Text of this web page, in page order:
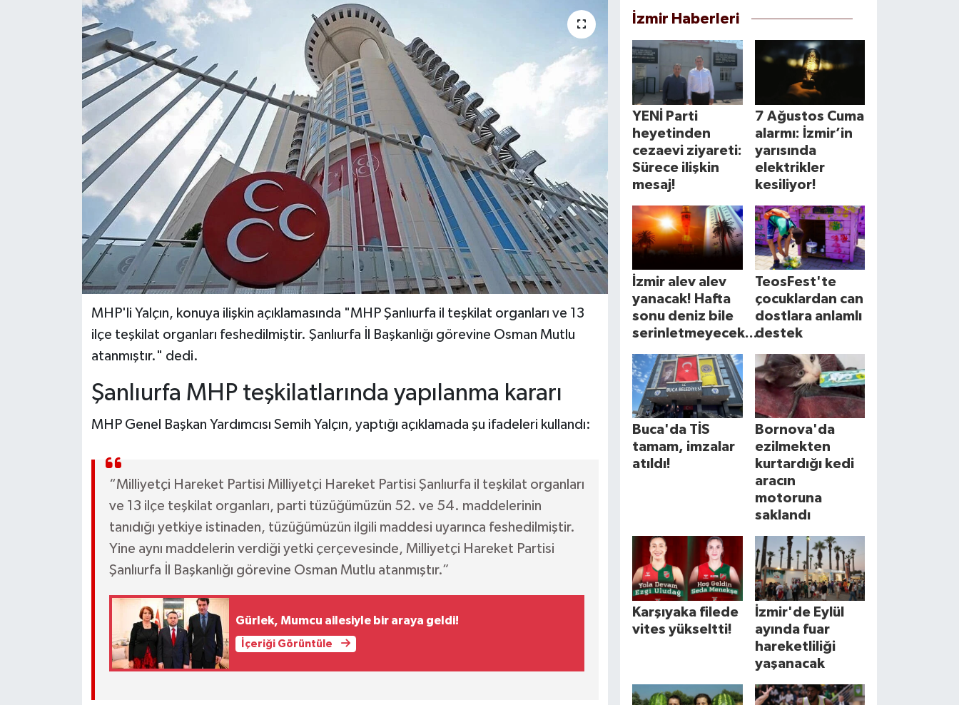
MHP'li Yalçın, konuya ilişkin açıklamasında "MHP Şanlıurfa il teşkilat organları ve 13
ilçe teşkilat organları feshedilmiştir. Şanlıurfa İl Başkanlığı görevine Osman Mutlu
atanmıştır." dedi.
Şanlıurfa MHP teşkilatlarında yapılanma kararı
MHP Genel Başkan Yardımcısı Semih Yalçın, yaptığı açıklamada şu ifadeleri kullandı:
“Milliyetçi Hareket Partisi Milliyetçi Hareket Partisi Şanlıurfa il teşkilat organları
ve 13 ilçe teşkilat organları, parti tüzüğümüzün 52. ve 54. maddelerinin
tanıdığı yetkiye istinaden, tüzüğümüzün ilgili maddesi uyarınca feshedilmiştir.
Yine aynı maddelerin verdiği yetki çerçevesinde, Milliyetçi Hareket Partisi
Şanlıurfa İl Başkanlığı görevine Osman Mutlu atanmıştır.”
Gürlek, Mumcu ailesiyle bir araya geldi!
İçeriği Görüntüle
İzmir Haberleri
YENİ Parti
heyetinden
cezaevi ziyareti:
Sürece ilişkin
mesaj!
7 Ağustos Cuma
alarmı: İzmir’in
yarısında
elektrikler
kesiliyor!
İzmir alev alev
yanacak! Hafta
sonu deniz bile
serinletmeyecek...
TeosFest'te
çocuklardan can
dostlara anlamlı
destek
Buca'da TİS
tamam, imzalar
atıldı!
Bornova'da
ezilmekten
kurtardığı kedi
aracın
motoruna
saklandı
Karşıyaka filede
vites yükseltti!
İzmir'de Eylül
ayında fuar
hareketliliği
yaşanacak
Teknoloji
Tatil ve Seyahat
Okul Gazetesi